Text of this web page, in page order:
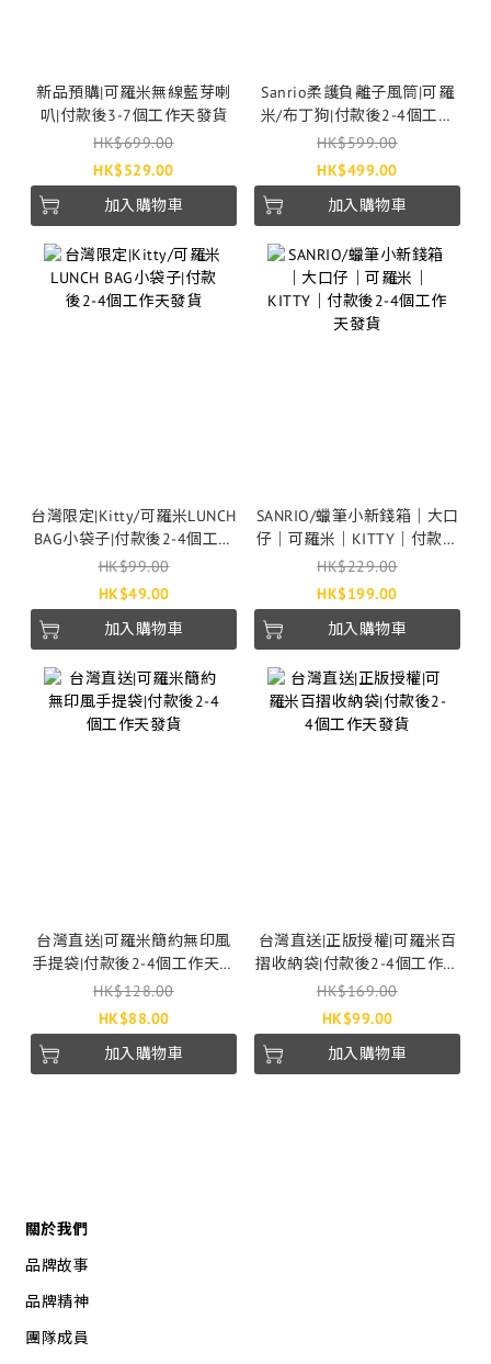
新品預購|可羅米無線藍芽喇
叭|付款後3-7個工作天發貨
HK$699.00
HK$529.00
加入購物車
Sanrio柔護負離子風筒|可羅
米/布丁狗|付款後2-4個工作
天發貨
HK$599.00
HK$499.00
加入購物車
台灣限定|Kitty/可羅米LUNCH
BAG小袋子|付款後2-4個工作
天發貨
HK$99.00
HK$49.00
加入購物車
SANRIO/蠟筆小新錢箱｜大口
仔｜可羅米｜KITTY｜付款後
2-4個工作天發貨
HK$229.00
HK$199.00
加入購物車
台灣直送|可羅米簡約無印風
手提袋|付款後2-4個工作天發
貨
HK$128.00
HK$88.00
加入購物車
台灣直送|正版授權|可羅米百
摺收納袋|付款後2-4個工作天
發貨
HK$169.00
HK$99.00
加入購物車
關於我們
品牌故事
品牌精神
團隊成員